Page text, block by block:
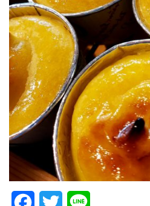
FacebookTwitter